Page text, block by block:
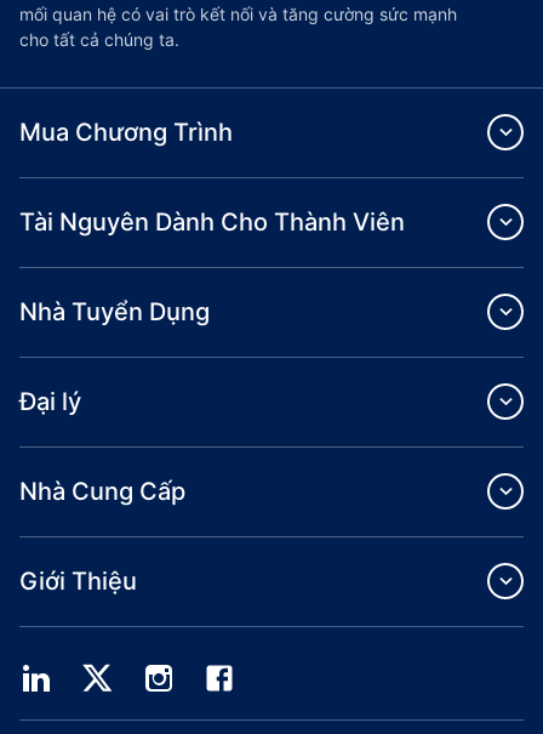
mối quan hệ có vai trò kết nối và tăng cường sức mạnh
cho tất cả chúng ta.
Mua Chương Trình
Tài Nguyên Dành Cho Thành Viên
Nhà Tuyển Dụng
Đại lý
Nhà Cung Cấp
Giới Thiệu